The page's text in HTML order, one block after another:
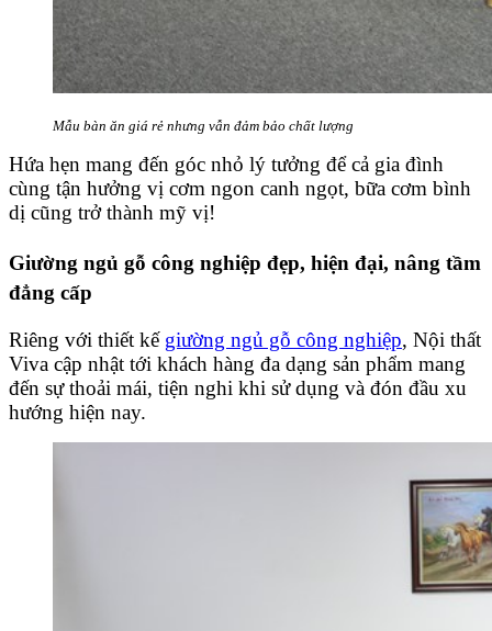
Mẫu bàn ăn giá rẻ nhưng vẫn đảm bảo chất lượng
Hứa hẹn mang đến góc nhỏ lý tưởng để cả gia đình
cùng tận hưởng vị cơm ngon canh ngọt, bữa cơm bình
dị cũng trở thành mỹ vị!
Giường ngủ gỗ công nghiệp đẹp, hiện đại, nâng tầm
đẳng cấp
Riêng với thiết kế giường ngủ gỗ công nghiệp, Nội thất
Viva cập nhật tới khách hàng đa dạng sản phẩm mang
đến sự thoải mái, tiện nghi khi sử dụng và đón đầu xu
hướng hiện nay.